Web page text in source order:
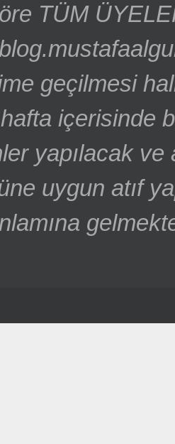
TÜM
geçilmesi
içerisinde
yapılacak ve
uygun atıf